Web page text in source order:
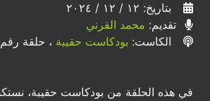
بتاريخ: ١٢ / ١٢ / ٢٠٢٤
تقديم: محمد القرني
الكاست: بودكاست حقيبة ، حلقة رقم ١٠
في هذه الحلقة من بودكاست حقيبة،